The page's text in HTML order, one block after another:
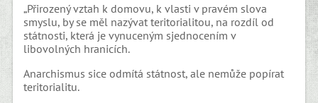
„Přirozený vztah k domovu, k vlasti v pravém slova
smyslu, by se měl nazývat teritorialitou, na rozdíl od
státnosti, která je vynuceným sjednocením v
libovolných hranicích.
Anarchismus sice odmítá státnost, ale nemůže popírat
teritorialitu.